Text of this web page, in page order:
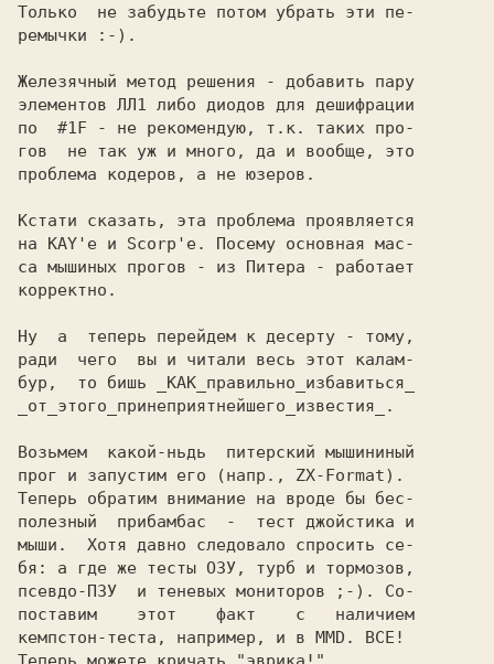
Только  не забудьте потом убрать эти пе-
ремычки :-).
Железячный метод решения - добавить пару
элементов ЛЛ1 либо диодов для дешифрации
по  #1F - не рекомендую, т.к. таких про-
гов  не так уж и много, да и вообще, это
проблема кодеров, а не юзеров.
Кстати сказать, эта проблема проявляется
на KAY'е и Scorp'е. Посему основная мас-
са мышиных прогов - из Питера - работает
корректно.
Ну  а  теперь перейдем к десерту - тому,
ради  чего  вы и читали весь этот калам-
бур,  то бишь _КАК_правильно_избавиться_
_от_этого_принеприятнейшего_известия_.
Возьмем  какой-ньдь  питерский мышининый
прог и запустим его (напр., ZX-Format).
Теперь обратим внимание на вроде бы бес-
полезный  прибамбас  -  тест джойстика и
мыши.  Хотя давно следовало спросить се-
бя: а где же тесты ОЗУ, турб и тормозов,
псевдо-ПЗУ  и теневых мониторов ;-). Со-
поставим    этот    факт    с   наличием
кемпстон-теста, например, и в MMD. ВСЕ!